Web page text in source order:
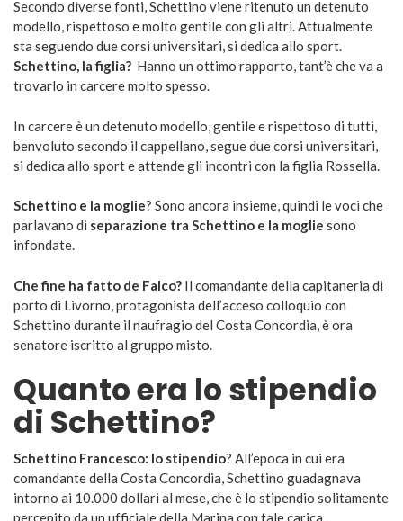
Secondo diverse fonti, Schettino viene ritenuto un detenuto
modello, rispettoso e molto gentile con gli altri. Attualmente
sta seguendo due corsi universitari, si dedica allo sport.
Schettino, la figlia? Hanno un ottimo rapporto, tant’è che va a
trovarlo in carcere molto spesso.
In carcere è un detenuto modello, gentile e rispettoso di tutti,
benvoluto secondo il cappellano, segue due corsi universitari,
si dedica allo sport e attende gli incontri con la figlia Rossella.
Schettino e la moglie? Sono ancora insieme, quindi le voci che
parlavano di separazione tra Schettino e la moglie sono
infondate.
Che fine ha fatto de Falco? Il comandante della capitaneria di
porto di Livorno, protagonista dell’acceso colloquio con
Schettino durante il naufragio del Costa Concordia, è ora
senatore iscritto al gruppo misto.
Quanto era lo stipendio
di Schettino?
Schettino Francesco: lo stipendio? All’epoca in cui era
comandante della Costa Concordia, Schettino guadagnava
intorno ai 10.000 dollari al mese, che è lo stipendio solitamente
percepito da un ufficiale della Marina con tale carica.